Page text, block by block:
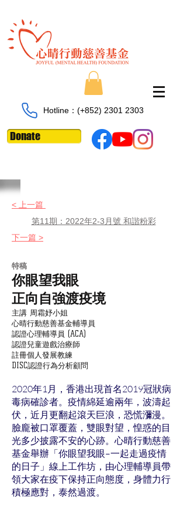
Hotline：​​(+852) 2301 2303
Donate
< 上一篇
第11期：2022年2-3月號 和諧粉彩
下一篇 >
​特稿
你眼望我眼
正向自強渡疫境
主講 周霜妤小姐
心晴行動慈善基金輔導員
認證心理輔導員 (ACA)
認證兒童遊戲治療師
註冊個人發展教練
DISC認證行為分析顧問
2020年1月，香港出現首名2019冠狀病
毒病確診者。疫情綿延逾兩年，波濤起
伏，近月更翻起滾天巨浪，恐慌瀰漫。
臉龐被口罩覆蓋，雙眼對望，惶惑的目
光多少披露不安的心跡。心晴行動慈善
基金舉辦「你眼望我眼–一起走過疫情
的日子」線上工作坊，由心理輔導員帶
領大家在疫下保持正向態度，身體力行
積極應對，泰然過渡。